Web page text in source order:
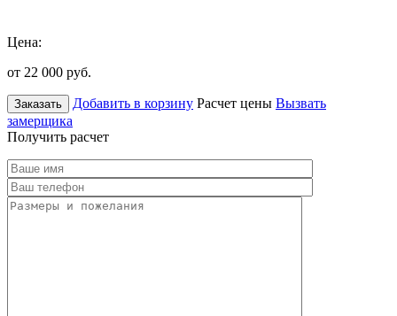
Цена:
от 22 000 руб.
Заказать Добавить в корзину Расчет цены Вызвать
замерщика
Получить расчет